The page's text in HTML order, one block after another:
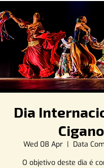
Dia
Cigano
Wed 08 Apr
  |
Data
O objetivo deste dia é